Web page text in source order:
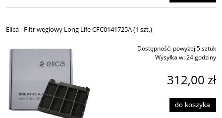
Elica - Filtr węglowy Long Life CFC0141725A (1 szt.)
Dostępność: powyżej 5 sztuk
Wysyłka w:24 godziny
312,00 zł
do koszyka